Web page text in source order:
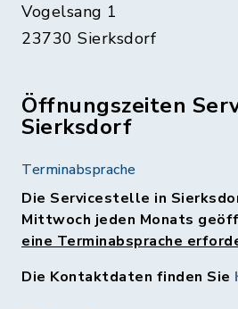
Vogelsang 1
23730 Sierksdorf
Öffnungszeiten
Sierksdorf
Terminabsprache
Die Servicestelle in
Mittwoch jeden Monats
eine Terminabsprache
Die Kontaktdaten finden Sie